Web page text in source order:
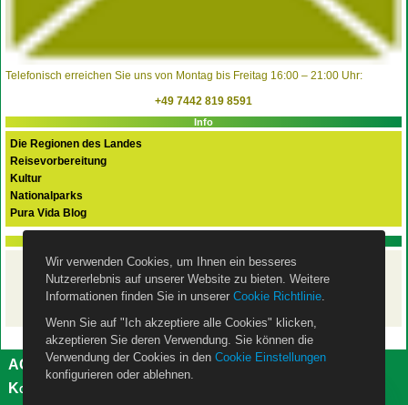
Telefonisch erreichen Sie uns von Montag bis Freitag 16:00 – 21:00 Uhr:
+49 7442 819 8591
Info
Die Regionen des Landes
Reisevorbereitung
Kultur
Nationalparks
Pura Vida Blog
Ihre Costa Rica Rundreise
mit dem Mietwagen
– ist mit unseremBasispaket
AGB Impressum
Datenschutzerklärung
Kontakt
Wir verwenden Cookies, um Ihnen ein besseres
Nutzererlebnis auf unserer Website zu bieten. Weitere
Informationen finden Sie in unserer Cookie Richtlinie.
Wenn Sie auf "Ich akzeptiere alle Cookies" klicken,
akzeptieren Sie deren Verwendung. Sie können die
Verwendung der Cookies in den Cookie Einstellungen
konfigurieren oder ablehnen.